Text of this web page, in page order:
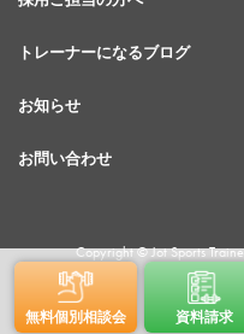
無料個別相談会 資料請求
トレーナーになるブログ
お知らせ
お問い合わせ
Copyright © Jot Sports